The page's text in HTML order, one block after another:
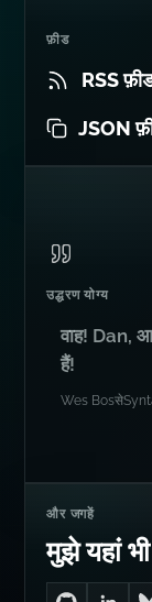
हैं!
Wes Bos
और जगहें
Go to
यह पेज शेयर